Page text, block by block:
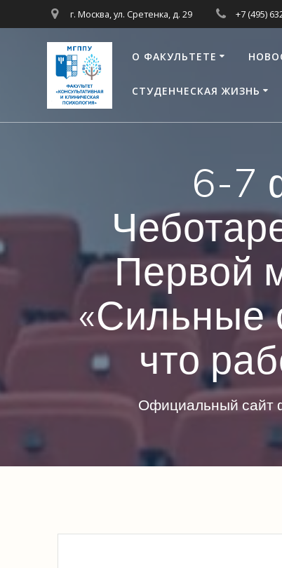
к
контенту
г. Москва, ул. Сретенка, д. 29 +7 (495)
О ФАКУЛЬТЕТЕ
СТУДЕНЧЕСКАЯ ЖИЗНЬ
6-7
Первой
«Сильные
что
Официальный сайт